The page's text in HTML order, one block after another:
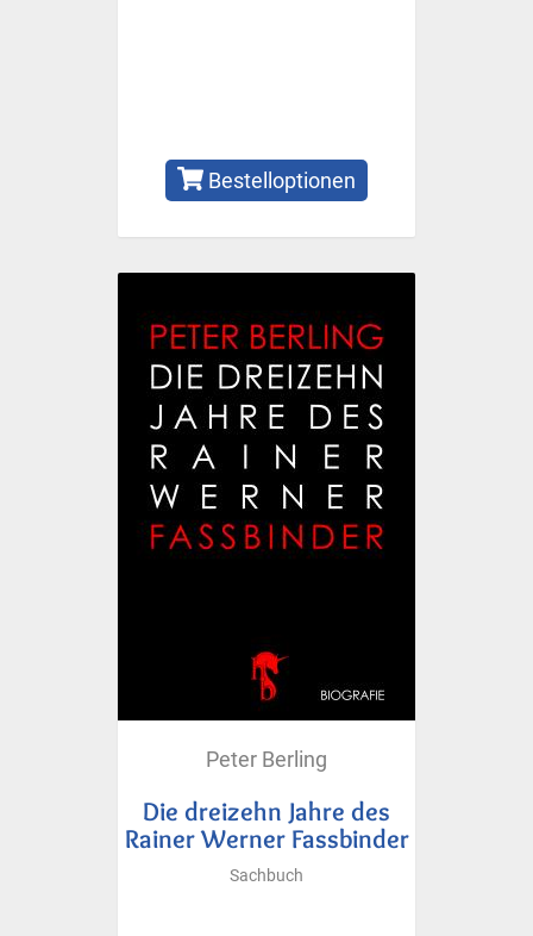
Bestelloptionen
Peter Berling
Die dreizehn Jahre des
Rainer Werner Fassbinder
Sachbuch